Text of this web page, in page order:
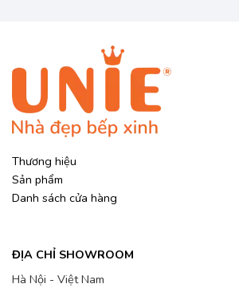
Thương hiệu
Sản phẩm
Danh sách cửa hàng
ĐỊA CHỈ SHOWROOM
Hà Nội - Việt Nam